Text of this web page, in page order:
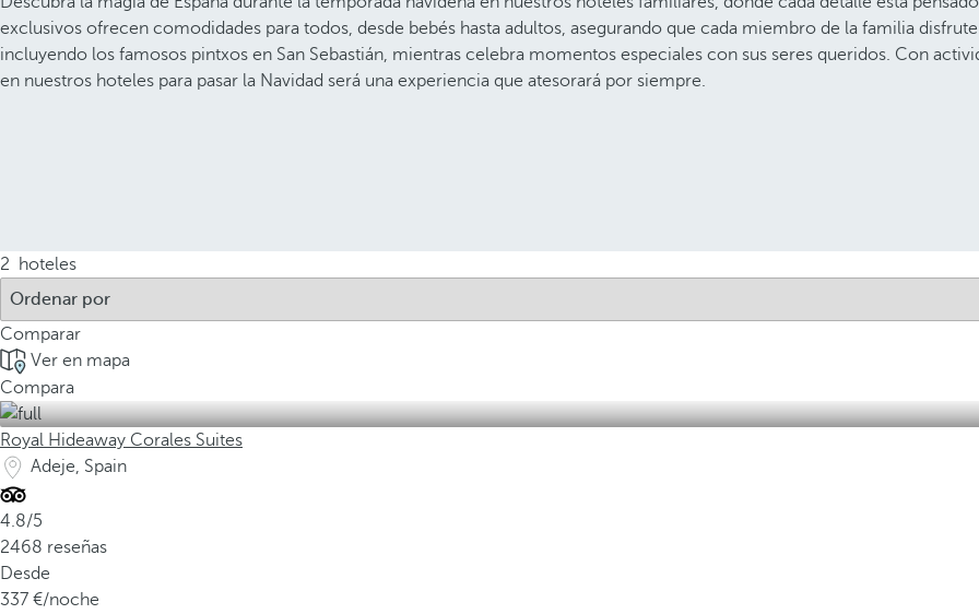
exclusivos ofrecen comodidades para todos, desde bebés hasta adultos, asegurando que cada miembro de la familia
incluyendo los famosos pintxos en San Sebastián, mientras celebra momentos especiales con sus seres queridos. Con
en nuestros hoteles para pasar la Navidad será una experiencia que atesorará por siempre.
2 hoteles
Comparar
Ver en mapa
Compara
Royal Hideaway Corales Suites
Adeje, Spain
4.8/5
2468 reseñas
Desde
337
/noche